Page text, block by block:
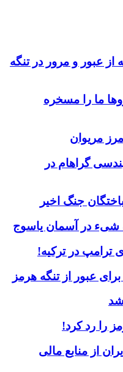
از عبور و مرور در تنگه
ما را مسخره
مریوان
گراهام در
جنگ اخیر
در آسمان یاسوج
ترامپ در ترکیه!
عبور از تنگه هرمز
را رد کرد!
از منابع مالی